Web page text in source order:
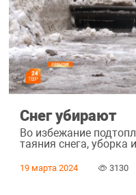
Снег убирают
Во избежание
таяния снега,
19 марта 2024 3130